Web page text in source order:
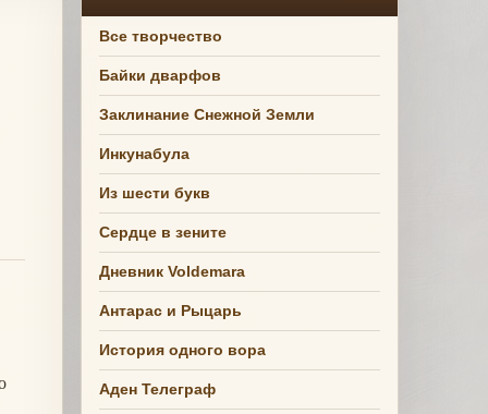
Все творчество
Байки дварфов
Заклинание Снежной Земли
Инкунабула
Из шести букв
Сердце в зените
Дневник Voldemara
Антарас и Рыцарь
История одного вора
Аден Телеграф